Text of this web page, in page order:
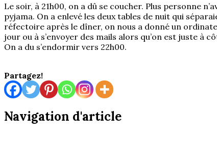
Le soir, à 21h00, on a dû se coucher. Plus personne
pyjama. On a enlevé les deux tables de nuit qui
réfectoire après le dîner, on nous a donné un
jour ou à s’envoyer des mails alors qu’on est juste à
On a du s’endormir vers 22h00.
Partagez!
Navigation d'article